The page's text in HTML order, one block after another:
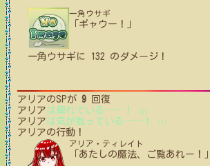
一角ウサギ
「ギャウー！」
一角ウサギ に 132 のダメージ！
アリアのSPが 9 回復
アリア は痺れている …… ！ (2)
アリア は気が散っている …… ！ (1)
アリアの行動！
アリア・ティレイト
「あたしの魔法、ご覧あれー！」